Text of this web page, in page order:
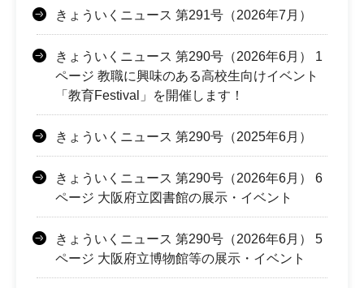
きょういくニュース 第291号（2026年7月）
きょういくニュース 第290号（2026年6月） 1
ページ 教職に興味のある高校生向けイベント
「教育Festival」を開催します！
きょういくニュース 第290号（2025年6月）
きょういくニュース 第290号（2026年6月） 6
ページ 大阪府立図書館の展示・イベント
きょういくニュース 第290号（2026年6月） 5
ページ 大阪府立博物館等の展示・イベント